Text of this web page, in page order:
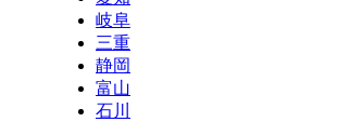
岐阜
三重
静岡
富山
石川